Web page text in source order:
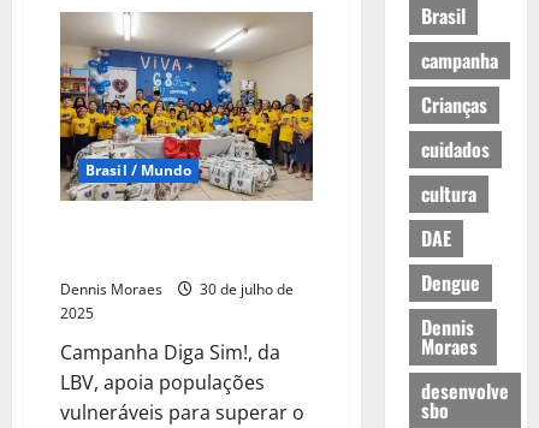
Brasil / Mundo
Dennis Moraes
30 de julho de
2025
Campanha Diga Sim!, da
LBV, apoia populações
vulneráveis para superar o
Brasil
campanha
Crianças
cuidados
cultura
DAE
Dengue
Dennis
Moraes
desenvolve
sbo